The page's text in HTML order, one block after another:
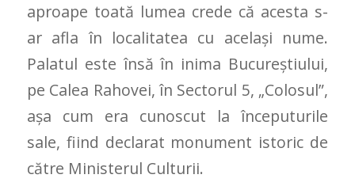
aproape toată lumea crede că acesta s-
ar afla în localitatea cu acelaşi nume.
Palatul este însă în inima Bucureştiului,
pe Calea Rahovei, în Sectorul 5, „Colosul”,
aşa cum era cunoscut la începuturile
sale, fiind declarat monument istoric de
către Ministerul Culturii.